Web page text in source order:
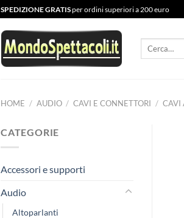
SPEDIZIONE GRATISper ordini superiori a 200 euro
Cerca:
HOME / AUDIO / CAVI E CONNETTORI / CAVI
CATEGORIE
Accessori e supporti
Audio
Altoparlanti